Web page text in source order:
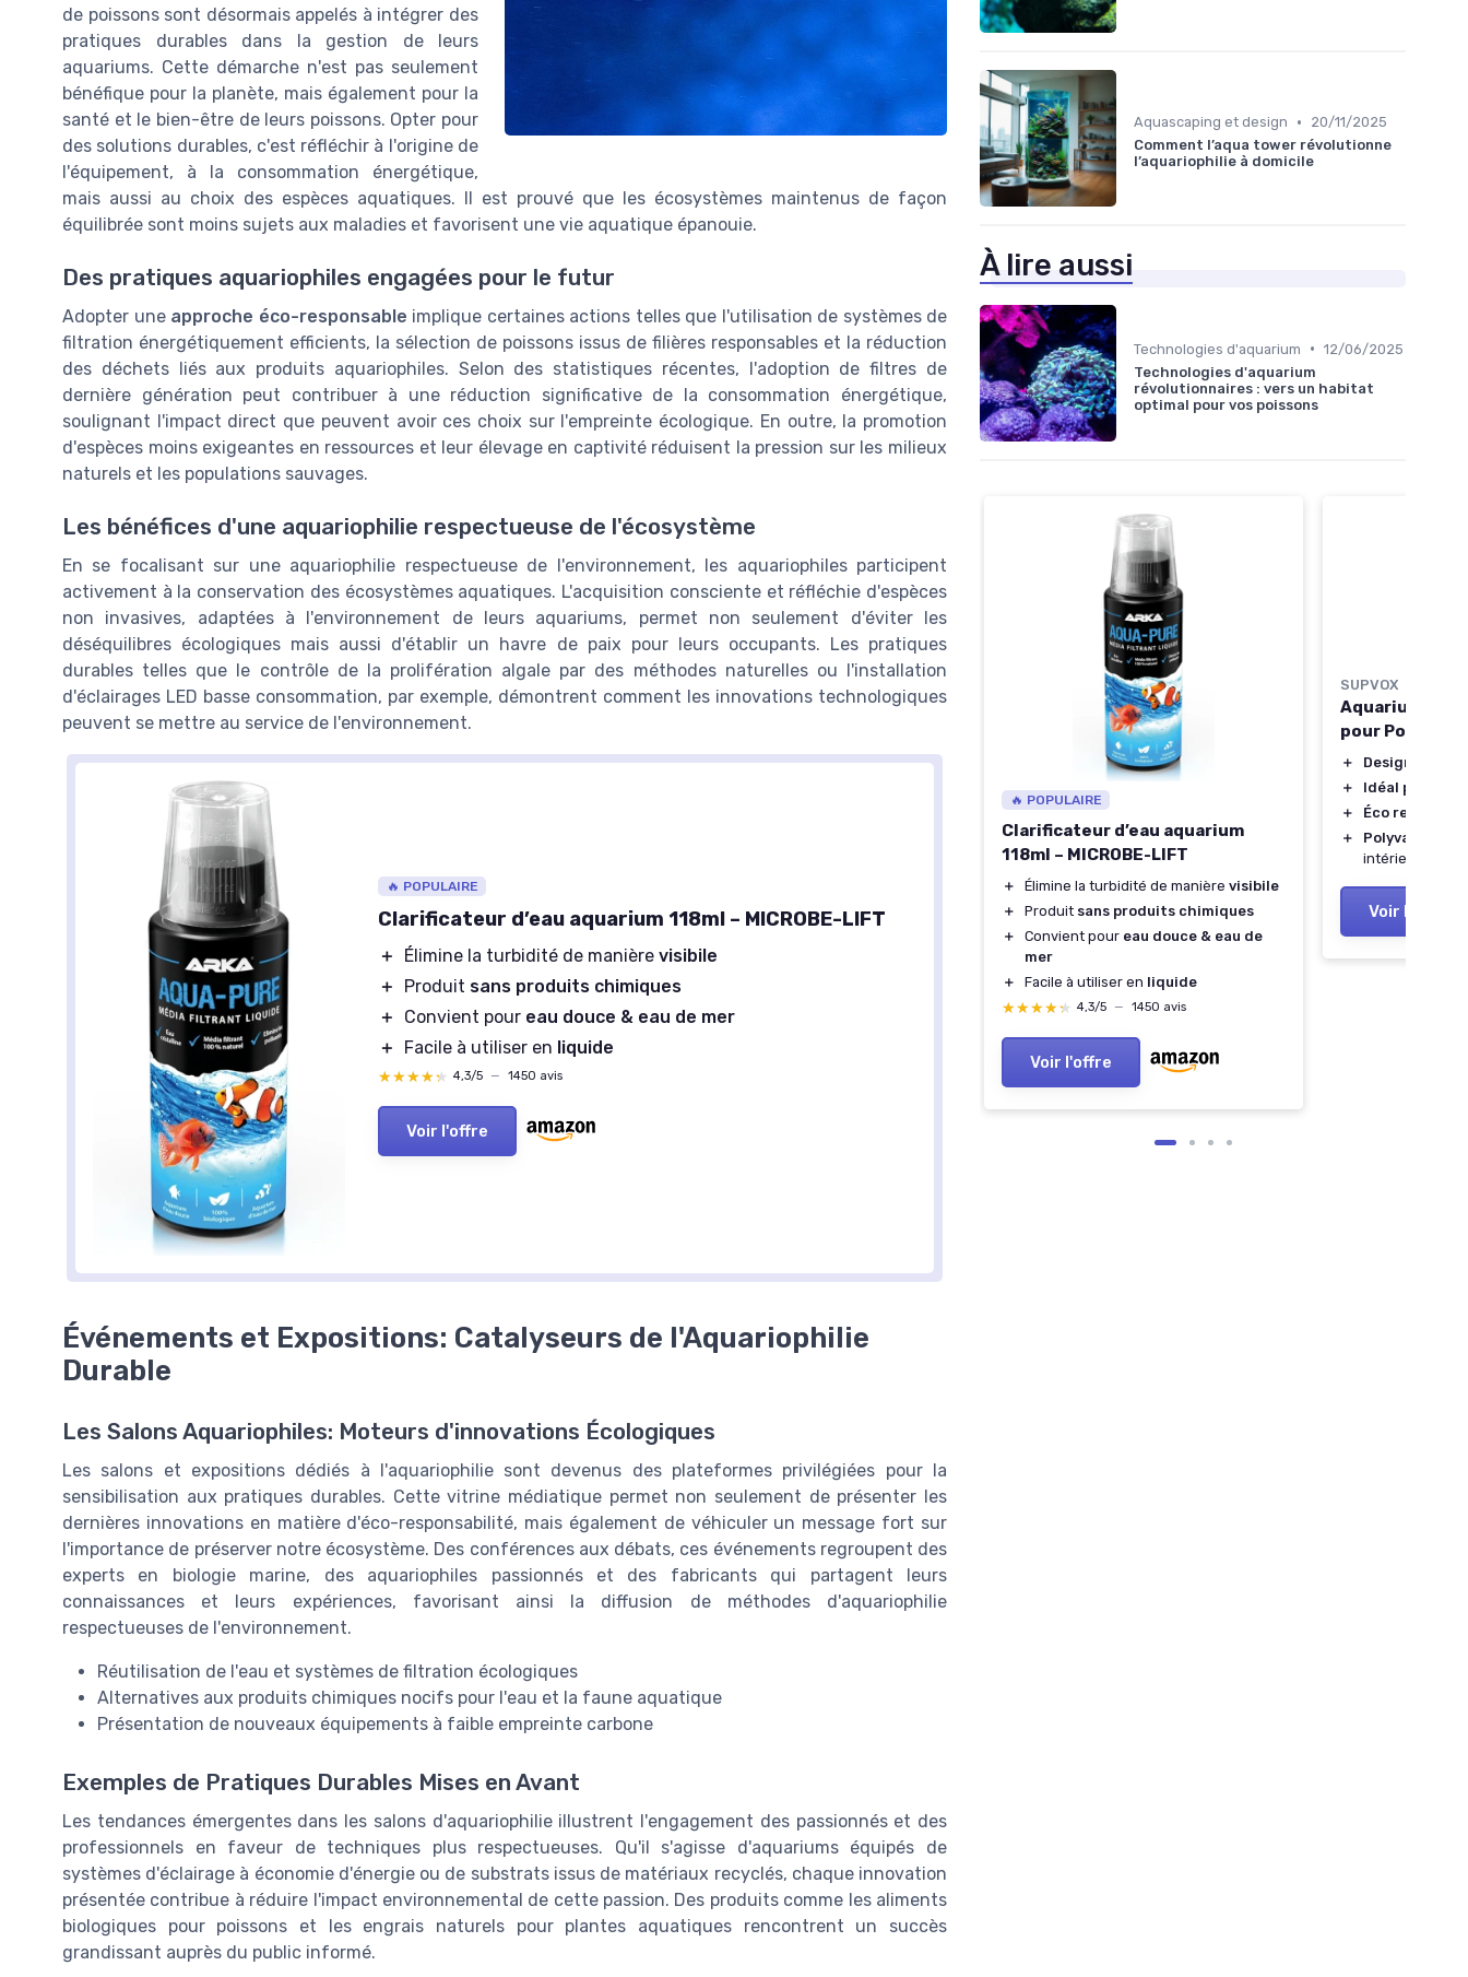
de poissons sont désormais appelés à intégrer des
pratiques durables dans la gestion de leurs
aquariums. Cette démarche n'est pas seulement
bénéfique pour la planète, mais également pour la
santé et le bien-être de leurs poissons. Opter pour
des solutions durables, c'est réfléchir à l'origine de
l'équipement, à la consommation énergétique,
mais aussi au choix des espèces aquatiques. Il est prouvé que les écosystèmes maintenus de façon
équilibrée sont moins sujets aux maladies et favorisent une vie aquatique épanouie.
Des pratiques aquariophiles engagées pour le futur
Adopter une approche éco-responsable implique certaines actions telles que l'utilisation de systèmes de
filtration énergétiquement efficients, la sélection de poissons issus de filières responsables et la réduction
des déchets liés aux produits aquariophiles. Selon des statistiques récentes, l'adoption de filtres de
dernière génération peut contribuer à une réduction significative de la consommation énergétique,
soulignant l'impact direct que peuvent avoir ces choix sur l'empreinte écologique. En outre, la promotion
d'espèces moins exigeantes en ressources et leur élevage en captivité réduisent la pression sur les milieux
naturels et les populations sauvages.
Les bénéfices d'une aquariophilie respectueuse de l'écosystème
En se focalisant sur une aquariophilie respectueuse de l'environnement, les aquariophiles participent
activement à la conservation des écosystèmes aquatiques. L'acquisition consciente et réfléchie d'espèces
non invasives, adaptées à l'environnement de leurs aquariums, permet non seulement d'éviter les
déséquilibres écologiques mais aussi d'établir un havre de paix pour leurs occupants. Les pratiques
durables telles que le contrôle de la prolifération algale par des méthodes naturelles ou l'installation
d'éclairages LED basse consommation, par exemple, démontrent comment les innovations technologiques
peuvent se mettre au service de l'environnement.
🔥 POPULAIRE
Clarificateur d’eau aquarium 118ml – MICROBE-LIFT
＋ Élimine la turbidité de manièrevisibile
＋
Produit sans produits chimiques
＋
Convient pour eau douce & eau de mer
＋
Facile à utiliser en liquide
★★★★★
★★★★★ 4,3/5 — 1450 avis
Voir l'offre
Événements et Expositions: Catalyseurs de l'Aquariophilie
Durable
Les Salons Aquariophiles: Moteurs d'innovations Écologiques
Les salons et expositions dédiés à l'aquariophilie sont devenus des plateformes privilégiées pour la
sensibilisation aux pratiques durables. Cette vitrine médiatique permet non seulement de présenter les
dernières innovations en matière d'éco-responsabilité, mais également de véhiculer un message fort sur
l'importance de préserver notre écosystème. Des conférences aux débats, ces événements regroupent des
experts en biologie marine, des aquariophiles passionnés et des fabricants qui partagent leurs
connaissances et leurs expériences, favorisant ainsi la diffusion de méthodes d'aquariophilie
respectueuses de l'environnement.
Réutilisation de l'eau et systèmes de filtration écologiques
Alternatives aux produits chimiques nocifs pour l'eau et la faune aquatique
Présentation de nouveaux équipements à faible empreinte carbone
Exemples de Pratiques Durables Mises en Avant
Les tendances émergentes dans les salons d'aquariophilie illustrent l'engagement des passionnés et des
professionnels en faveur de techniques plus respectueuses. Qu'il s'agisse d'aquariums équipés de
systèmes d'éclairage à économie d'énergie ou de substrats issus de matériaux recyclés, chaque innovation
présentée contribue à réduire l'impact environnemental de cette passion. Des produits comme les aliments
biologiques pour poissons et les engrais naturels pour plantes aquatiques rencontrent un succès
grandissant auprès du public informé.
Aquascaping et design •
20/11/2025
Comment l’aqua tower révolutionne
l’aquariophilie à domicile
À lire aussi
Technologies d'aquarium • 12/06/2025
Technologies d'aquarium
révolutionnaires : vers un habitat
optimal pour vos poissons
de Bureau Transparent
Poissons Betta
Design élégantet transparent
Idéal pour les petits espaces
pour les plantes
pour décorations
Distributeur Eau Céramique
pour Aquarium
＋
Éco-responsable
＋ Décoratifpour jardin et intérieur
PYPABL
Filtre à Éponge pour Aquarium
＋ Filtration efficaceavec 4 éponges
jusqu'à 150L
🔥 POPULAIRE
Clarificateur d’eau aquarium
118ml – MICROBE-LIFT
＋ Élimine la turbidité de manière visibile
＋
Produit sans produits chimiques
＋
Convient pour eau douce & eau de
mer
＋
Facile à utiliser en liquide
★★★★★
★★★★★ 4,3/5 — 1450 avis
Voir l'offre
SUPVOX
Aquarium de
pour
＋
Design
＋
Idéal pour les
＋
Éco
＋
Polyvalent
intérieures
Voir l'offre